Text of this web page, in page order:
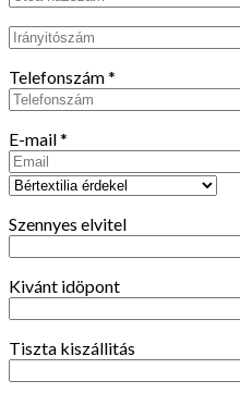
Telefonszám*
E-mail*
Szennyes elvitel
Kivánt idöpont
Tiszta kiszállitás